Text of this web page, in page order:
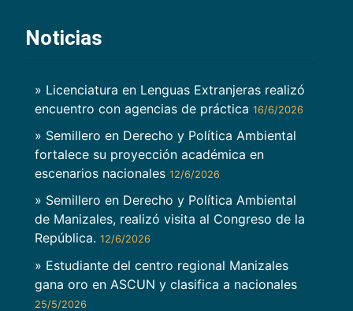
Noticias
» Licenciatura en Lenguas Extranjeras realizó
encuentro con agencias de práctica 16/6/2026
» Semillero en Derecho y Política Ambiental
fortalece su proyección académica en
escenarios nacionales 12/6/2026
» Semillero en Derecho y Política Ambiental
de Manizales, realizó visita al Congreso de la
República. 12/6/2026
» Estudiante del centro regional Manizales
gana oro en ASCUN y clasifica a nacionales
25/5/2026